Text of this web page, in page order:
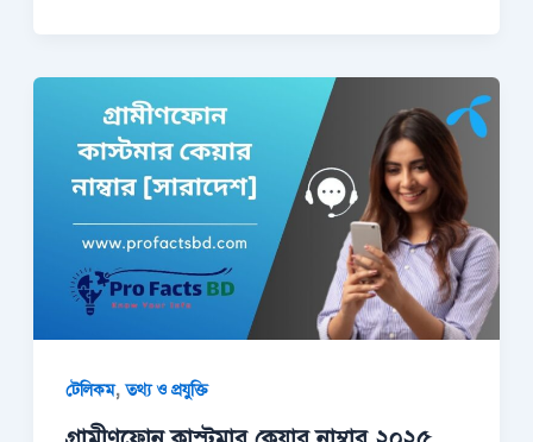
টেলিকম,তথ্য ও প্রযুক্তি